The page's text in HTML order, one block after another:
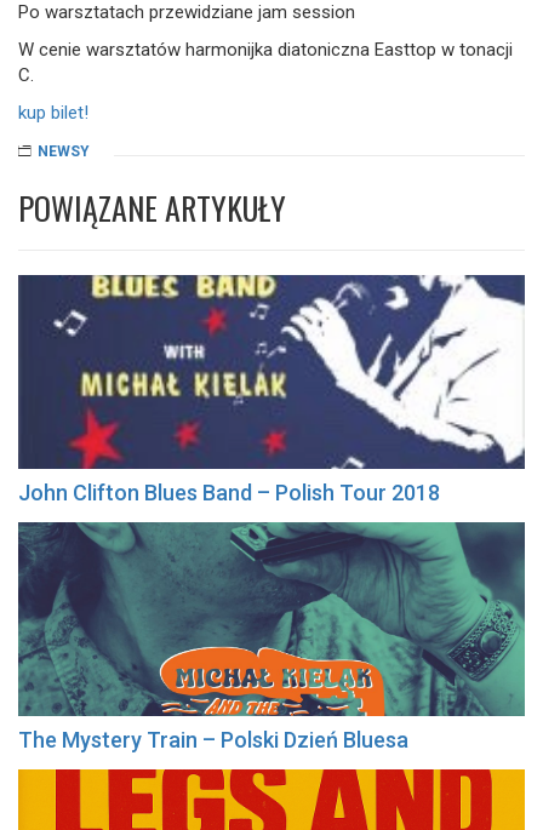
Po warsztatach przewidziane jam session
W cenie warsztatów harmonijka diatoniczna Easttop w tonacji
C.
kup bilet!
NEWSY
POWIĄZANE ARTYKUŁY
John Clifton Blues Band – Polish Tour 2018
The Mystery Train – Polski Dzień Bluesa